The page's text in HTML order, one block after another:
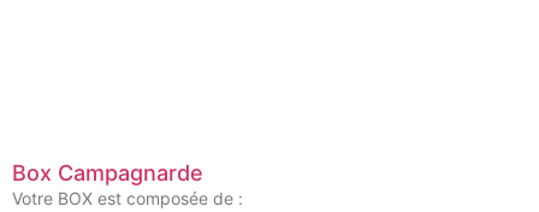
Box Campagnarde
Votre BOX est composée de :